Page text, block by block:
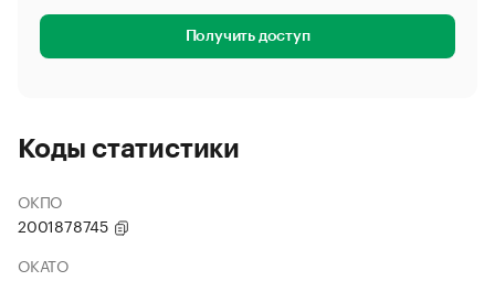
Получить доступ
Коды статистики
ОКПО
2001878745
ОКАТО